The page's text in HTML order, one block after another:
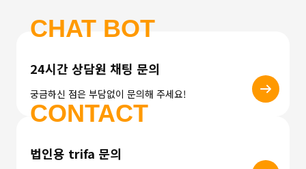
CHAT BOT
24시간 상담원 채팅 문의
궁금하신 점은 부담없이 문의해 주세요!
CONTACT
법인용 trifa 문의